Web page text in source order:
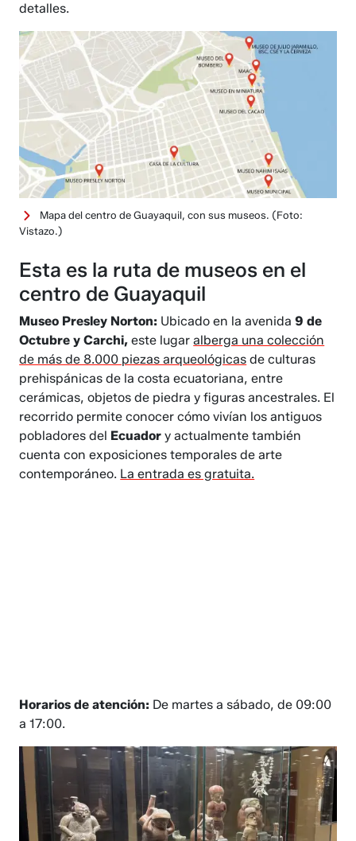
detalles.
Mapa del centro de Guayaquil, con sus museos. (Foto:
Vistazo.)
Esta es la ruta de museos en el
centro de Guayaquil
Museo Presley Norton: Ubicado en la avenida 9 de
Octubre y Carchi, este lugaralberga una colección
de más de 8.000 piezas arqueológicas de culturas
prehispánicas de la costa ecuatoriana, entre
cerámicas, objetos de piedra y figuras ancestrales. El
recorrido permite conocer cómo vivían los antiguos
pobladores del Ecuador y actualmente también
cuenta con exposiciones temporales de arte
contemporáneo. La entrada es gratuita.
Horarios de atención: De martes a sábado, de 09:00
a 17:00.